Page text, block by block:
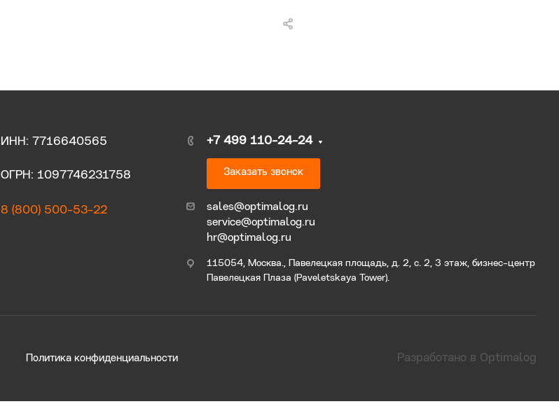
ИНН: 7716640565
ОГРН: 1097746231758
8 (800) 500-53-22
+7 499 110-24-24
Заказать звонок
sales@optimalog.ru
service@optimalog.ru
hr@optimalog.ru
115054, Москва., Павелецкая площадь, д. 2, с. 2, 3 этаж, бизнес-центр
Павелецкая Плаза (Paveletskaya Tower).
Политика конфиденциальности Разработано в Optimalog